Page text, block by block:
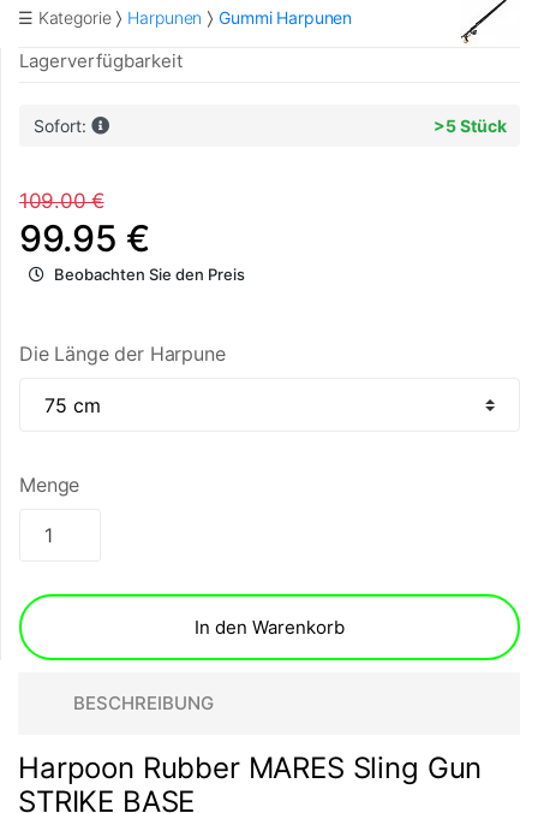
☰ Kategorie Harpunen Gummi Harpunen
Lagerverfügbarkeit
Sofort: >5 Stück
109.00 €
99.95 €
Beobachten Sie den Preis
Die Länge der Harpune
Menge
In den Warenkorb
BESCHREIBUNG
Harpoon Rubber MARES Sling Gun
STRIKE BASE